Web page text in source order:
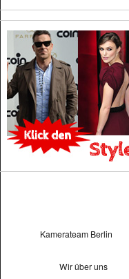
Kamerateam Berlin
Wir über uns